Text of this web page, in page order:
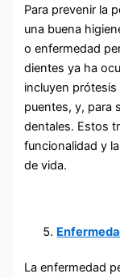
Para prevenir la
una buena
o enfermedad
dientes ya ha
incluyen
puentes, y, para
dentales. Estos
funcionalidad y
de vida.
La enfermedad